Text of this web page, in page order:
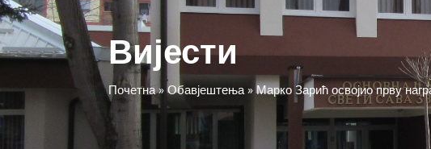
Вијести
Почетна»Обавјештења»Марко Зарић освојио прву